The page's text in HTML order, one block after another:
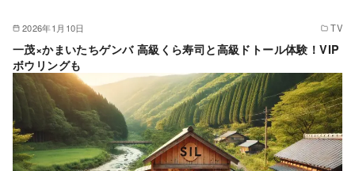
2026年1月10日 TV
一茂×かまいたちゲンバ 高級くら寿司と高級ドトール体験！VIP
ボウリングも